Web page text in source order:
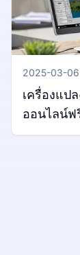
2025-03-06
เครื่องแป
ออนไลน์ฟ